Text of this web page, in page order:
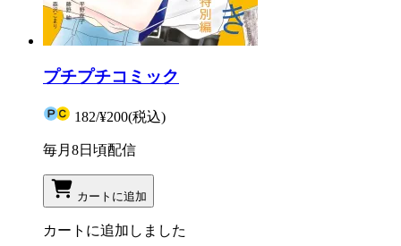
プチプチコミック
182/¥200(税込)
毎月8日頃配信
カートに追加
カートに追加しました